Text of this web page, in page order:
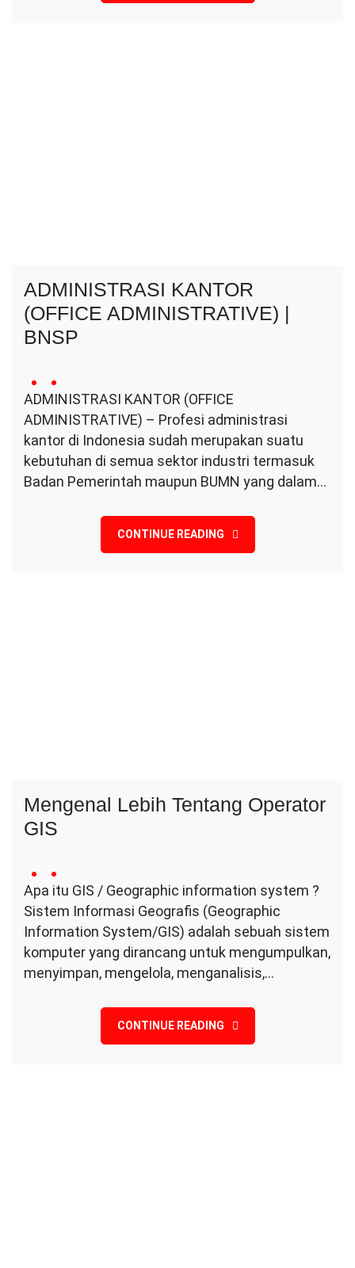
ADMINISTRASI KANTOR
(OFFICE ADMINISTRATIVE) |
BNSP
April
2024
Conversa
Indotama
comment
on
ADMINISTRASI
(OFFICE
ADMINISTRATIVE)
ADMINISTRASI KANTOR (OFFICE
ADMINISTRATIVE) – Profesi administrasi
kantor di Indonesia sudah merupakan suatu
kebutuhan di semua sektor industri termasuk
Badan Pemerintah maupun BUMN yang dalam…
CONTINUE READING
Mengenal Lebih Tentang Operator
GIS
23
March
2024
Conversa
Indotama
comment
on
Mengenal
Tentang
Operator
Apa itu GIS / Geographic information system ?
Sistem Informasi Geografis (Geographic
Information System/GIS) adalah sebuah sistem
komputer yang dirancang untuk mengumpulkan,
menyimpan, mengelola, menganalisis,…
CONTINUE READING